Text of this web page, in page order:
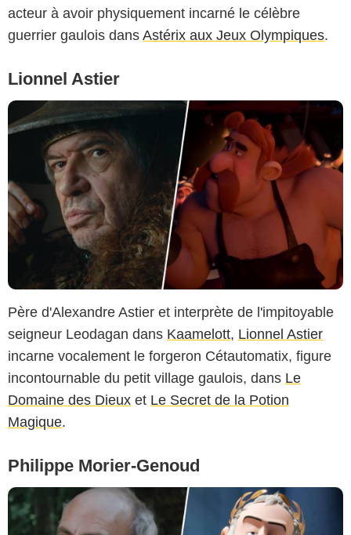
acteur à avoir physiquement incarné le célèbre
guerrier gaulois dans Astérix aux Jeux Olympiques.
Lionnel Astier
Père d'Alexandre Astier et interprète de l'impitoyable
seigneur Leodagan dans Kaamelott, Lionnel Astier
incarne vocalement le forgeron Cétautomatix, figure
incontournable du petit village gaulois, dans Le
Domaine des Dieux et Le Secret de la Potion
Magique.
Philippe Morier-Genoud